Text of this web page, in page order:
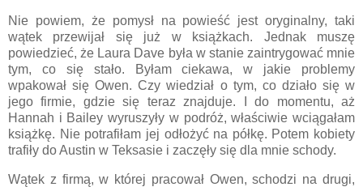
Nie powiem, że pomysł na powieść jest oryginalny, taki
wątek przewijał się już w książkach. Jednak muszę
powiedzieć, że Laura Dave była w stanie zaintrygować mnie
tym, co się stało. Byłam ciekawa, w jakie problemy
wpakował się Owen. Czy wiedział o tym, co działo się w
jego firmie, gdzie się teraz znajduje. I do momentu, aż
Hannah i Bailey wyruszyły w podróż, właściwie wciągałam
książkę. Nie potrafiłam jej odłożyć na półkę. Potem kobiety
trafiły do Austin w Teksasie i zaczęły się dla mnie schody.
Wątek z firmą, w której pracował Owen, schodzi na drugi,